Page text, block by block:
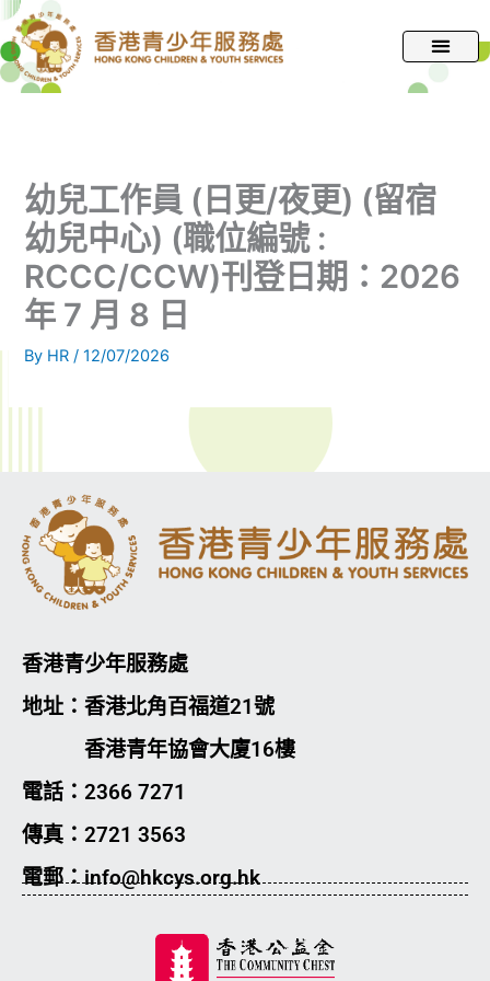
跳
至
主
幼兒工作員 (日更/夜更) (留宿
幼兒中心) (職位編號 :
RCCC/CCW)刊登日期：2026
年 7 月 8 日
By HR/12/07/2026
香港青少年服務處
地址：香港北角百福道21號
香港青年協會大廈16樓
電話：2366 7271
傳真：2721 3563
電郵：info@hkcys.org.hk